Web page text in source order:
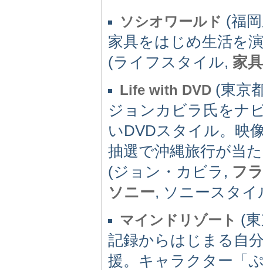
ソシオワールド (福
家具をはじめ生活を
(ライフスタイル, 家具
Life with DVD (東京
ジョンカビラ氏をナ
いDVDスタイル。映
抽選で沖縄旅行が当
(ジョン・カビラ, フ
ソニー, ソニースタイ
マインドリゾート (
記録からはじまる自
援。キャラクター「